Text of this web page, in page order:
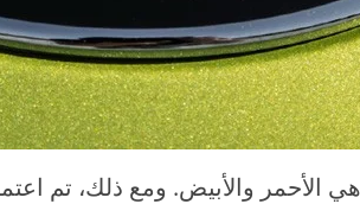
الأحمر والأبيض. ومع ذلك، تم